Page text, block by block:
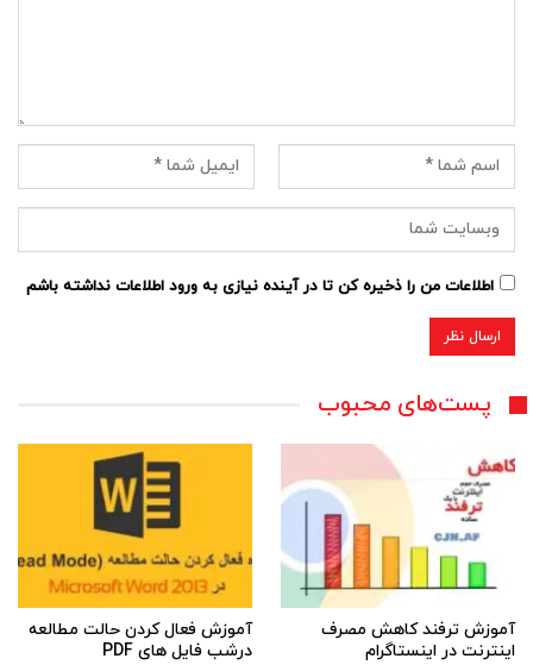
اطلاعات من را ذخیره کن تا در آینده نیازی به ورود اطلاعات نداشته باشم
پست‌های محبوب
آموزش ترفند کاهش مصرف
اینترنت در اینستاگرام
آموزش فعال کردن حالت مطالعه
درشب فایل های PDF